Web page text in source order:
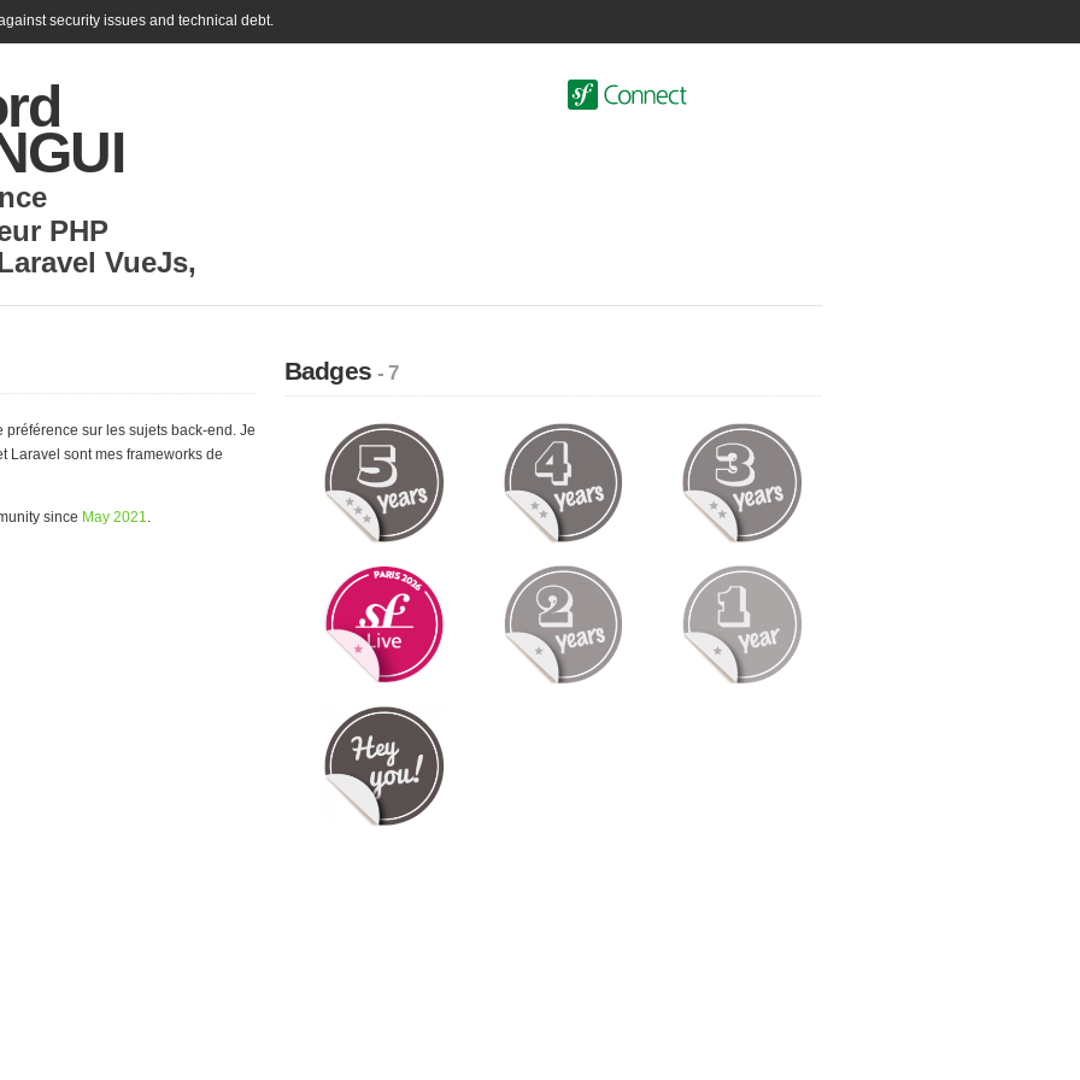
security issues and technical debt.
PHP
VueJs,
sur les sujets back-end. Je
Laravel sont mes frameworks de
since May 2021.
Badges- 7